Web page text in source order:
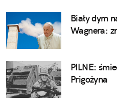
Biały dym
Wagnera:
PILNE:
Prigożyna